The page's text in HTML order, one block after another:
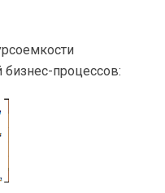
бизнес-процессов: